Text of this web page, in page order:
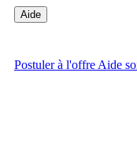
Aide
Postulerà l'offre Aide